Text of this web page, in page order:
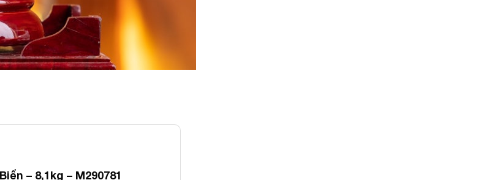
– 8,1kg – M290781